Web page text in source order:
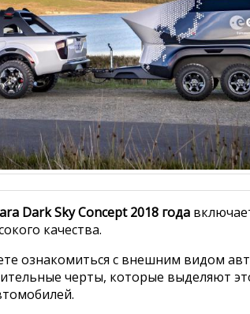
Dark Sky Concept 2018 года
качества.
ознакомиться с внешним видом
черты, которые выделяют